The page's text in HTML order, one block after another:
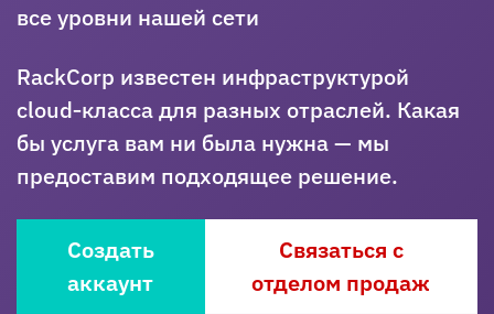
все уровни нашей сети
RackCorp известен инфраструктурой
cloud‑класса для разных отраслей. Какая
бы услуга вам ни была нужна — мы
предоставим подходящее решение.
Создать
аккаунт
Связаться с
отделом продаж